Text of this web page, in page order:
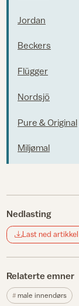
Jordan
Beckers
Flügger
Nordsjö
Pure & Original
Miljømal
Nedlasting
Last ned artikkel
Relaterte emner
male innendørs